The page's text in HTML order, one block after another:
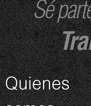
Sé
Quienes